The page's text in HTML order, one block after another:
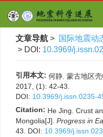
文章导航 > 国际地震动
> DOI: 10.3969/
引用本文: 何静. 蒙古地区
2017, (1): 42-43.
DOI: 10.3969/j.issn.0235-
Citation: He Jing. Crust
Mongolia[J]. Progress in
43. DOI: 10.3969/